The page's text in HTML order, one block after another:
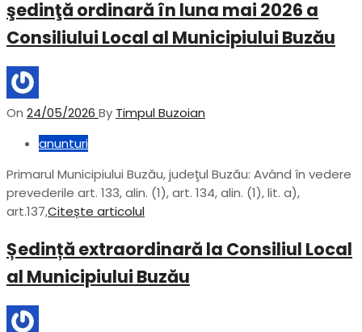
şedinţă ordinară în luna mai 2026 a
Consiliului Local al Municipiului Buzău
On 24/05/2026 By Timpul Buzoian
anunturi
Primarul Municipiului Buzău, judeţul Buzău: Având în vedere
prevederile art. 133, alin. (1), art. 134, alin. (1), lit. a),
art.137,Citește articolul
Ședință extraordinară la Consiliul Local
al Municipiului Buzău